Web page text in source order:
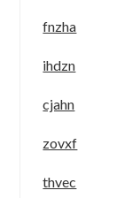
fnzha
ihdzn
cjahn
zovxf
thvec